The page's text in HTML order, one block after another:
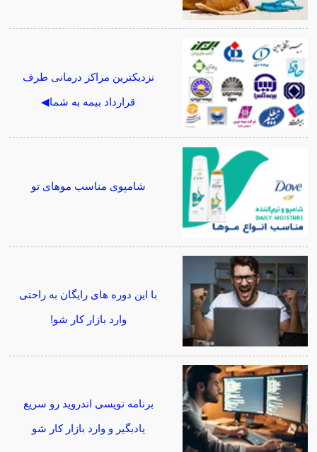
نزدیکترین مراکز درمانی طرف
قرارداد بیمه به شما◀
شامپوی مناسب موهای تو
با این دوره های رایگان به راحتی
وارد بازار کار شو!
برنامه نویسی اندروید رو سریع
یادبگیر و وارد بازار کار شو